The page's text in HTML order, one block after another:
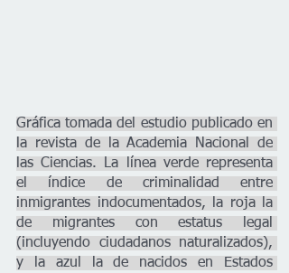
Gráfica tomada del estudio publicado en
la revista de la Academia Nacional de
las Ciencias. La línea verde representa
el índice de criminalidad entre
inmigrantes indocumentados, la roja la
de migrantes con estatus legal
(incluyendo ciudadanos naturalizados),
y la azul la de nacidos en Estados